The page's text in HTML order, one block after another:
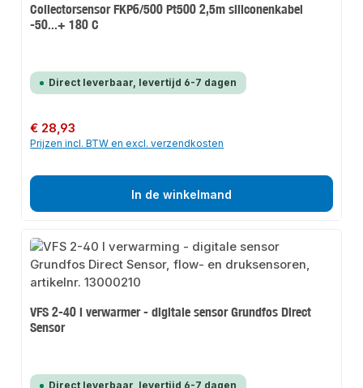
Collectorsensor FKP6/500 Pt500 2,5m siliconenkabel
-50...+ 180 C
Direct leverbaar, levertijd 6-7 dagen
Normale prijs:
€ 28,93
Prijzen incl. BTW en excl. verzendkosten
In de winkelmand
VFS 2-40 l verwarmer - digitale sensor Grundfos Direct
Sensor
Direct leverbaar, levertijd 6-7 dagen